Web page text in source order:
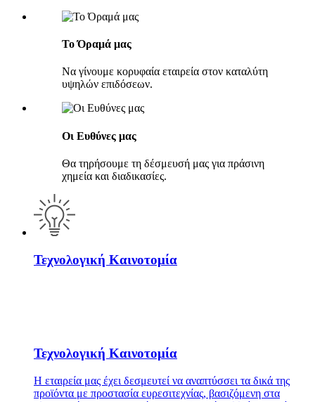
Το Όραμά μας
Να γίνουμε κορυφαία εταιρεία στον καταλύτη
υψηλών επιδόσεων.
Οι Ευθύνες μας
Θα τηρήσουμε τη δέσμευσή μας για πράσινη
χημεία και διαδικασίες.
Τεχνολογική Καινοτομία
Τεχνολογική Καινοτομία
Η εταιρεία μας έχει δεσμευτεί να αναπτύσσει τα δικά της
προϊόντα με προστασία ευρεσιτεχνίας, βασιζόμενη στα